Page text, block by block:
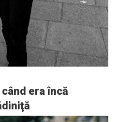
când era încă